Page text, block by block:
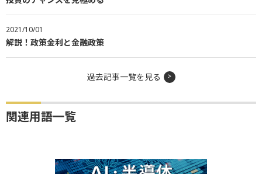
2021/10/01
解説！政策金利と金融政策
過去記事一覧を見る
関連用語一覧